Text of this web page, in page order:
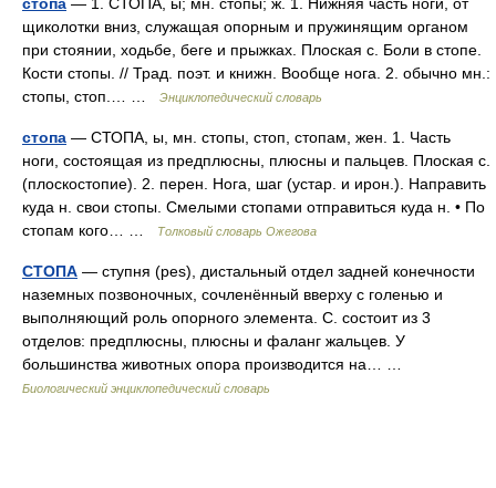
щиколотки вниз, служащая опорным и пружинящим органом
при стоянии, ходьбе, беге и прыжках. Плоская с. Боли в стопе.
Кости стопы. // Трад. поэт. и книжн. Вообще нога. 2. обычно мн.:
стопы, стоп.… …
Энциклопедический словарь
стопа — СТОПА, ы, мн. стопы, стоп, стопам, жен. 1. Часть
ноги, состоящая из предплюсны, плюсны и пальцев. Плоская с.
(плоскостопие). 2. перен. Нога, шаг (устар. и ирон.). Направить
куда н. свои стопы. Смелыми стопами отправиться куда н. • По
стопам кого… …
Толковый словарь Ожегова
СТОПА — ступня (pes), дистальный отдел задней конечности
наземных позвоночных, сочленённый вверху с голенью и
выполняющий роль опорного элемента. С. состоит из 3
отделов: предплюсны, плюсны и фаланг жальцев. У
большинства животных опора производится на… …
Биологический энциклопедический словарь